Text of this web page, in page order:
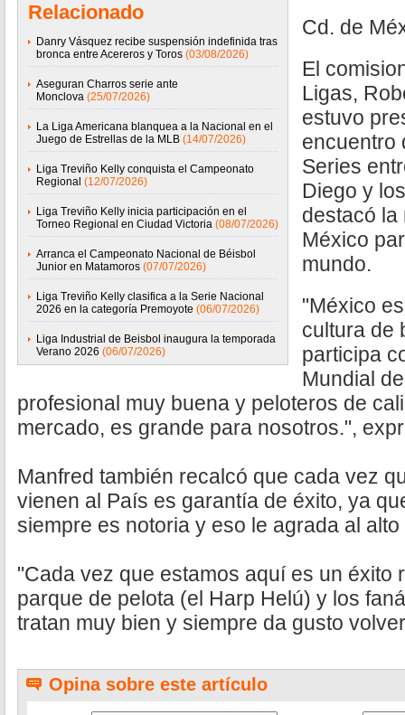
Relacionado
Danry Vásquez recibe suspensión indefinida tras
bronca entre Acereros y Toros (03/08/2026)
Aseguran Charros serie ante
Monclova (25/07/2026)
La Liga Americana blanquea a la Nacional en el
Juego de Estrellas de la MLB (14/07/2026)
Liga Treviño Kelly conquista el Campeonato
Regional (12/07/2026)
Liga Treviño Kelly inicia participación en el
Torneo Regional en Ciudad Victoria (08/07/2026)
Arranca el Campeonato Nacional de Béisbol
Junior en Matamoros (07/07/2026)
Liga Treviño Kelly clasifica a la Serie Nacional
2026 en la categoría Premoyote (06/07/2026)
Liga Industrial de Beisbol inaugura la temporada
Verano 2026 (06/07/2026)
Cd. de
El
Ligas,
estuvo
encuentro
Series
Diego y
destacó la
México
mundo.
"México
cultura de
participa
Mundial
profesional muy buena y peloteros de
mercado, es grande para nosotros.",
Manfred también recalcó que cada vez
vienen al País es garantía de éxito, ya
siempre es notoria y eso le agrada al
"Cada vez que estamos aquí es un éxito
parque de pelota (el Harp Helú) y los
tratan muy bien y siempre da gusto
Opina sobre este artículo